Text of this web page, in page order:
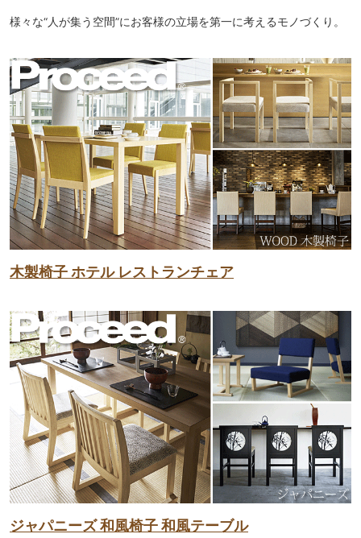
様々な“人が集う空間”にお客様の立場を第一に考えるモノづくり。
木製椅子 ホテル レストランチェア
ジャパニーズ 和風椅子 和風テーブル